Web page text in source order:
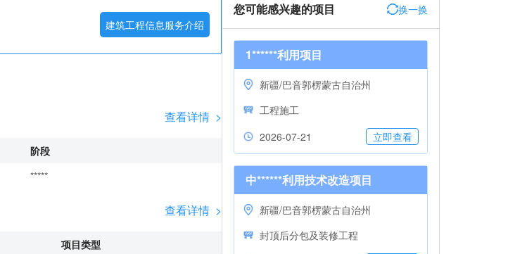
建筑工程信息服务介绍
查看详情 >
阶段
*****
查看详情 >
项目类型
您可能感兴趣的项目 换一换
1******利用项目
新疆/巴音郭楞蒙古自治州
工程施工
2026-07-21
立即查看
中******利用技术改造项目
新疆/巴音郭楞蒙古自治州
封顶后分包及装修工程